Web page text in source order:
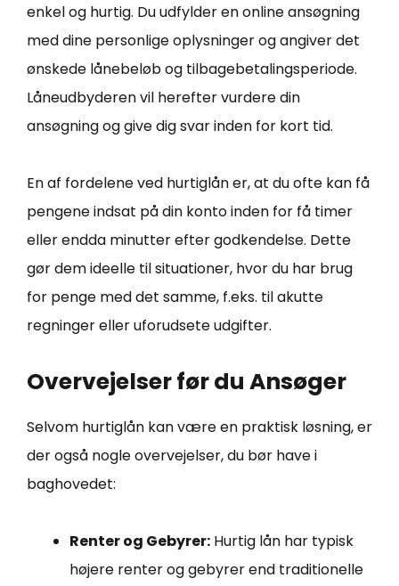
enkel og hurtig. Du udfylder en online ansøgning
med dine personlige oplysninger og angiver det
ønskede lånebeløb og tilbagebetalingsperiode.
Låneudbyderen vil herefter vurdere din
ansøgning og give dig svar inden for kort tid.
En af fordelene ved hurtiglån er, at du ofte kan få
pengene indsat på din konto inden for få timer
eller endda minutter efter godkendelse. Dette
gør dem ideelle til situationer, hvor du har brug
for penge med det samme, f.eks. til akutte
regninger eller uforudsete udgifter.
Overvejelser før du Ansøger
Selvom hurtiglån kan være en praktisk løsning, er
der også nogle overvejelser, du bør have i
baghovedet:
Renter og Gebyrer: Hurtig lån har typisk
højere renter og gebyrer end traditionelle